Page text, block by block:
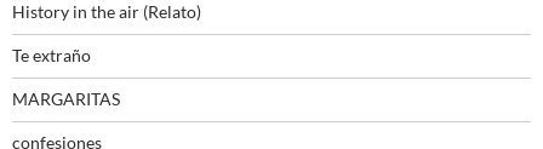
History in the air (Relato)
Te extraño
MARGARITAS
confesiones